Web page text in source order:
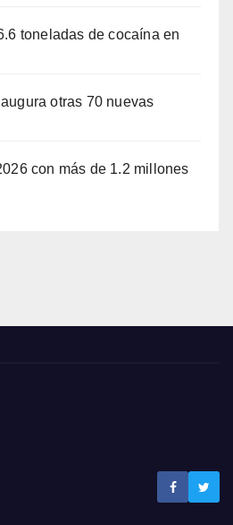
toneladas de cocaína en
otras 70 nuevas
con más de 1.2 millones